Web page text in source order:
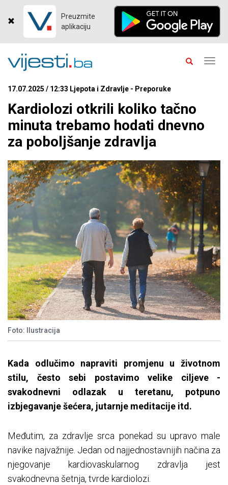
Preuzmite
aplikaciju
17.07.2025 / 12:33 Ljepota i Zdravlje - Preporuke
Kardiolozi otkrili koliko tačno
minuta trebamo hodati dnevno
za poboljšanje zdravlja
Foto: Ilustracija
Kada odlučimo napraviti promjenu u životnom
stilu, često sebi postavimo velike ciljeve -
svakodnevni odlazak u teretanu, potpuno
izbjegavanje šećera, jutarnje meditacije itd.
Međutim, za zdravlje srca ponekad su upravo male
navike najvažnije. Jedan od najjednostavnijih načina za
njegovanje kardiovaskularnog zdravlja jest
svakodnevna šetnja, tvrde kardiolozi.